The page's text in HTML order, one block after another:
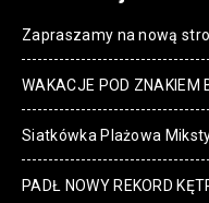
Zapraszamy na nową
WAKACJE POD ZNAKIEM
Siatkówka Plażowa
PADŁ NOWY REKORD